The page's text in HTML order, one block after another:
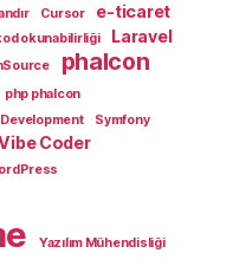
Cursor e-ticaret
okunabilirliği Laravel
phalcon
php phalcon
Symfony
Coder
Yazılım Mühendisliği